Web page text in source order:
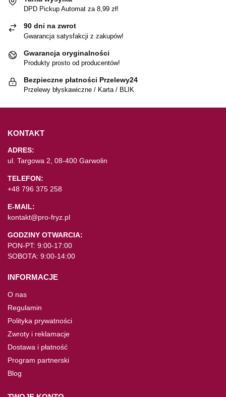
DPD Pickup Automat za 8,99 zł!
90 dni na zwrot
Gwarancja satysfakcji z zakupów!
Gwarancja oryginalności
Produkty prosto od producentów!
Bezpieczne płatności Przelewy24
Przelewy błyskawiczne / Karta / BLIK
KONTAKT
ADRES:
ul. Targowa 2, 08-400 Garwolin
TELEFON:
+48 796 375 258
E-MAIL:
kontakt@pro-fryz.pl
GODZINY OTWARCIA:
PON-PT: 9:00-17:00
SOBOTA: 9:00-14:00
INFORMACJE
O nas
Regulamin
Polityka prywatności
Zwroty i reklamacje
Dostawa i płatność
Program partnerski
Blog